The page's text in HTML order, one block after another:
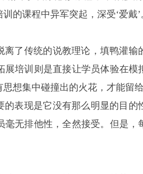
的课程中异军突起，深受‘爱戴’
了传统的说教理论，填鸭灌
培训则是直接让学员体验在模
想集中碰撞出的火花，才能留
表现是它没有那么明显的目
无排他性，全然接受。但是